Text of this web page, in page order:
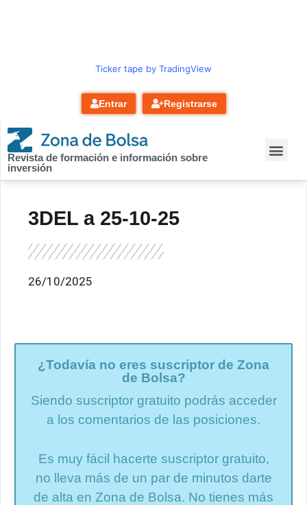
Ticker tape by TradingView
Entrar Registrarse
Revista de formación e información sobre
inversión
3DEL a 25-10-25
26/10/2025
¿Todavía no eres suscriptor de Zona
de Bolsa?
Siendo suscriptor gratuito podrás acceder
a los comentarios de las posiciones.
Es muy fácil hacerte suscriptor gratuito,
no lleva más de un par de minutos darte
de alta en Zona de Bolsa. No tienes más